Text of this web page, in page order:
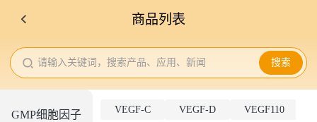
商品列表
请输入关键词，搜索产品、应用、新闻 搜索
GMP细胞因子 VEGF-C VEGF-D VEGF110